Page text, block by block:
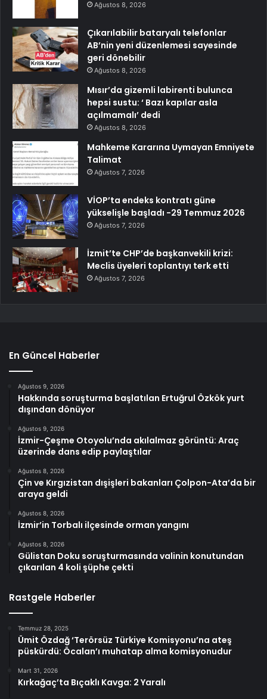
Ağustos 8, 2026
Çıkarılabilir bataryalı telefonlar
AB’nin yeni düzenlemesi sayesinde
geri dönebilir
Ağustos 8, 2026
Mısır’da gizemli labirenti bulunca
hepsi sustu: ‘ Bazı kapılar asla
açılmamalı’ dedi
Ağustos 8, 2026
Mahkeme Kararına Uymayan Emniyete
Talimat
Ağustos 7, 2026
VİOP’ta endeks kontratı güne
yükselişle başladı -29 Temmuz 2026
Ağustos 7, 2026
İzmit’te CHP’de başkanvekili krizi:
Meclis üyeleri toplantıyı terk etti
Ağustos 7, 2026
En Güncel Haberler
Ağustos 9, 2026
Hakkında soruşturma başlatılan Ertuğrul Özkök yurt
dışından dönüyor
Ağustos 9, 2026
İzmir-Çeşme Otoyolu’nda akılalmaz görüntü: Araç
üzerinde dans edip paylaştılar
Ağustos 8, 2026
Çin ve Kırgızistan dışişleri bakanları Çolpon-Ata’da bir
araya geldi
Ağustos 8, 2026
İzmir’in Torbalı ilçesinde orman yangını
Ağustos 8, 2026
Gülistan Doku soruşturmasında valinin konutundan
çıkarılan 4 koli şüphe çekti
Rastgele Haberler
Temmuz 28, 2025
Ümit Özdağ ‘Terörsüz Türkiye Komisyonu’na ateş
püskürdü: Öcalan’ı muhatap alma komisyonudur
Mart 31, 2026
Kırkağaç’ta Bıçaklı Kavga: 2 Yaralı